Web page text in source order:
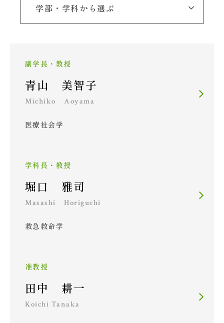
副学長・教授
青山 美智子
Michiko Aoyama
医療社会学
学科長・教授
堀口 雅司
Masashi Horiguchi
救急救命学
准教授
田中 耕一
Koichi Tanaka